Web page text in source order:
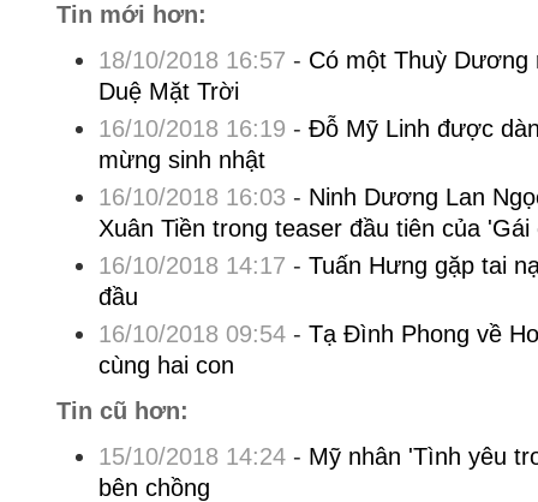
Tin mới hơn:
18/10/2018 16:57 - Có một Thuỳ Dương
Duệ Mặt Trời
16/10/2018 16:19 - Đỗ Mỹ Linh được
mừng sinh nhật
16/10/2018 16:03 - Ninh Dương Lan
Xuân Tiền trong teaser đầu tiên của 'Gái
16/10/2018 14:17 - Tuấn Hưng gặp tai
đầu
16/10/2018 09:54- Tạ Đình Phong về
cùng hai con
Tin cũ hơn:
15/10/2018 14:24- Mỹ nhân 'Tình yêu
bên chồng